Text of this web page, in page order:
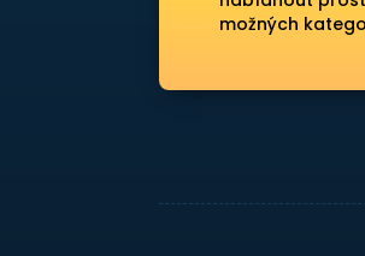
možných